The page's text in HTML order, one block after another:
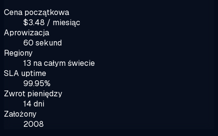
Cena początkowa
$3.48 / miesiąc
Aprowizacja
60 sekund
Regiony
13 na całym świecie
SLA uptime
99.95%
Zwrot pieniędzy
14 dni
Założony
2008